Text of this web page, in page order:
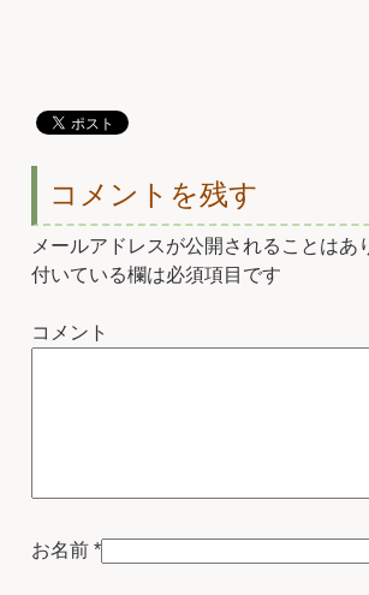
コメントを残す
メールアドレスが公開されることはあ
付いている欄は必須項目です
コメント
お名前 *